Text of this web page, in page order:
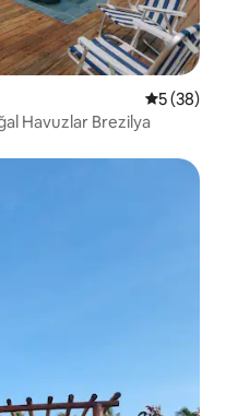
55 (38)
Havuzlar Brezilya
arasında